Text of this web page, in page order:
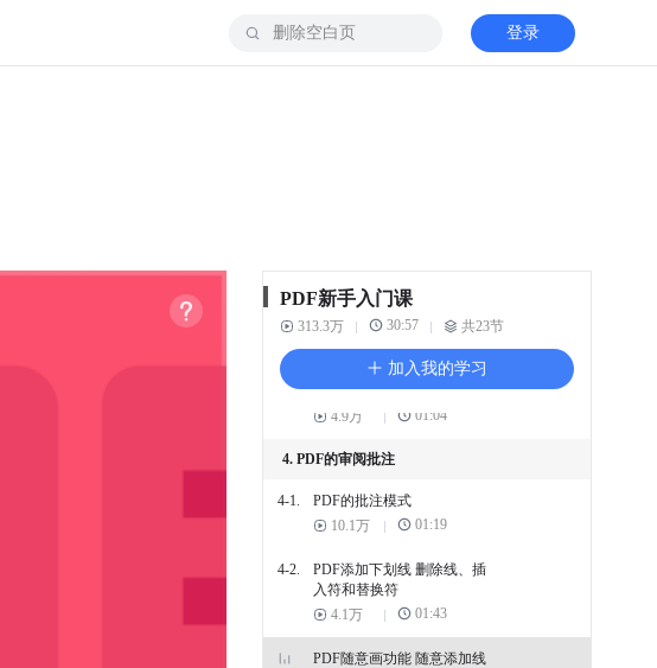
登录
PDF新手入门课
313.3万 30:57 共23节
加入我的学习
如何将PDF文件 转换成文字
一个文件
16.6万
01:11
3-5.
如何将PDF文件 拆分成几个
文件
4.9万
01:04
4. PDF的审阅批注
4-1.
PDF的批注模式
10.1万
01:19
4-2.
PDF添加下划线 删除线、插
入符和替换符
4.1万
01:43
PDF随意画功能 随意添加线